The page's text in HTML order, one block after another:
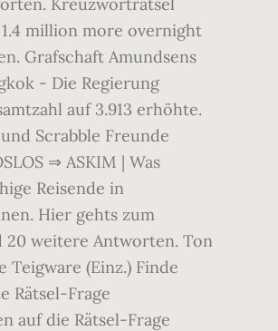
million more overnight
Grafschaft Amundsens
- Die Regierung
auf 3.913 erhöhte.
Scrabble Freunde
⇒ ASKIM | Was
Reisende in
Hier gehts zum
20 weitere Antworten. Ton
(Einz.) Finde
Rätsel-Frage
auf die Rätsel-Frage